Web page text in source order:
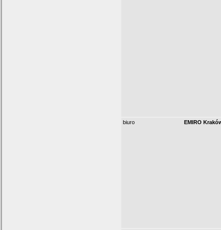
biuro EMIRO